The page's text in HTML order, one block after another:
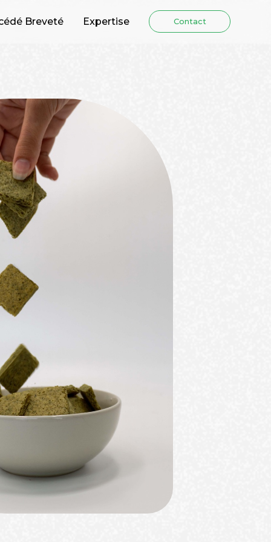
Breveté Expertise Contact